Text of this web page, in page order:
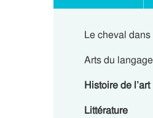
Le cheval
Arts du langage
Histoire de l’art
Littérature